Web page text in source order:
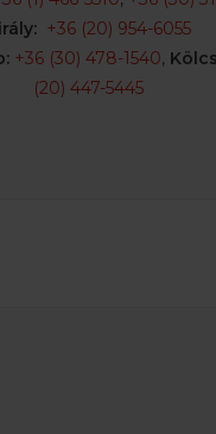
+36 (20) 954-6055
+36 (30) 478-1540,
(20) 447-5445